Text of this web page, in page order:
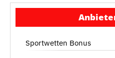
Sportwetten Bonus